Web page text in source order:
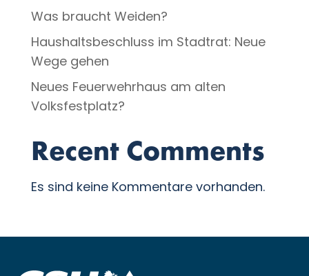
Was braucht Weiden?
Haushaltsbeschluss im Stadtrat: Neue
Wege gehen
Neues Feuerwehrhaus am alten
Volksfestplatz?
Recent Comments
Es sind keine Kommentare vorhanden.